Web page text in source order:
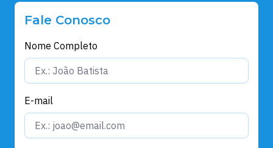
Fale Conosco
Nome Completo
E-mail